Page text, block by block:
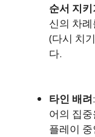
순서 지키
신의 차
(다시 치
다.
타인 배려
어의 집
플레이